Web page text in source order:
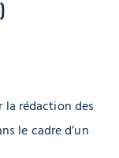
la rédaction des
le cadre d’un